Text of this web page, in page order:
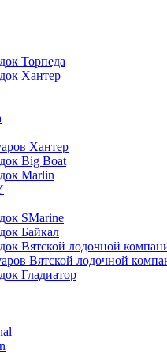
Торпеда
Хантер
Хантер
Big Boat
Marlin
SMarine
Байкал
Вятской лодочной
Вятской лодочной
Гладиатор